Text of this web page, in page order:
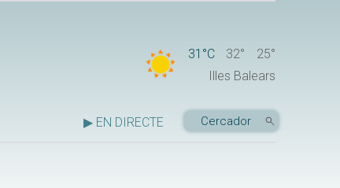
31°C 32°
25°
Illes Balears
▶ EN DIRECTE